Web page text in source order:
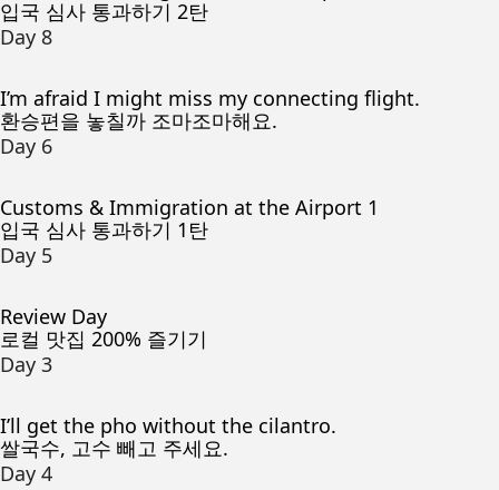
입국 심사 통과하기 2탄
Day 8
I’m afraid I might miss my connecting flight.
환승편을 놓칠까 조마조마해요.
Day 6
Customs & Immigration at the Airport 1
입국 심사 통과하기 1탄
Day 5
Review Day
로컬 맛집 200% 즐기기
Day 3
I’ll get the pho without the cilantro.
쌀국수, 고수 빼고 주세요.
Day 4